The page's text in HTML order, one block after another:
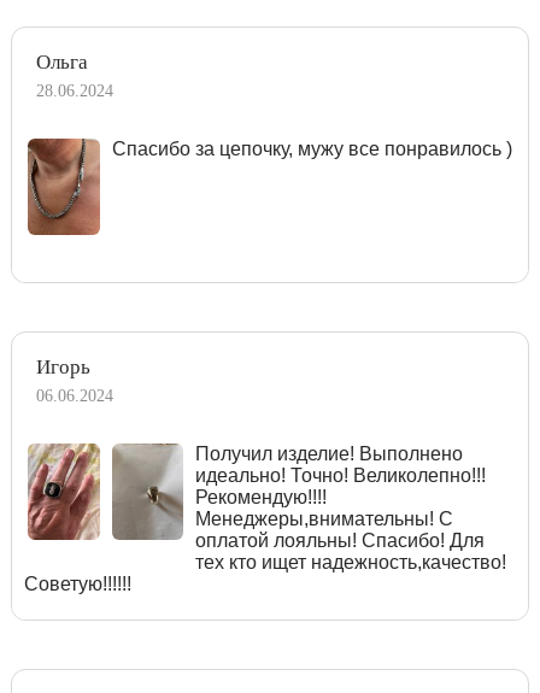
Ольга
28.06.2024
Спасибо за цепочку, мужу все понравилось )
Игорь
06.06.2024
Получил изделие! Выполнено
идеально! Точно! Великолепно!!!
Рекомендую!!!!
Менеджеры,внимательны! С
оплатой лояльны! Спасибо! Для
тех кто ищет надежность,качество!
Советую!!!!!!